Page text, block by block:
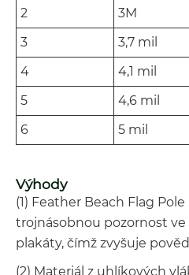
2
3M
3
3,7 mil
4
4,1 mil
5
4,6 mil
6
5 mil
Výhody
(1) Feather Beach Flag
trojnásobnou pozornost
plakáty, čímž zvyšuje
(2) Materiál z uhlíkových